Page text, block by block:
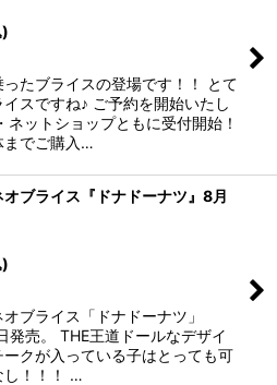
たブライスの登場です！！ とて
スですね♪ ご予約を開始いたし
ネットショップともに受付開始！
までご購入…
ブライス『ドナドーナツ』8月
ブライス「ドナドーナツ」
売。 THE王道ドールなデザイ
ークが入っている子はとっても可
し！！！ …